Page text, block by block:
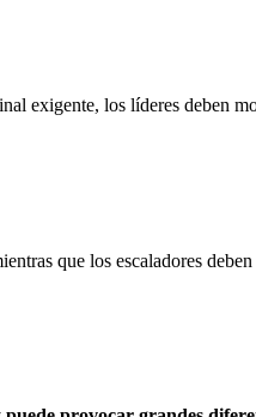
exigente, los líderes deben
que los escaladores